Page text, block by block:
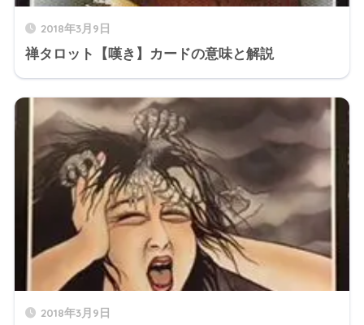
2018年3月9日
禅タロット【嘆き】カードの意味と解説
2018年3月9日